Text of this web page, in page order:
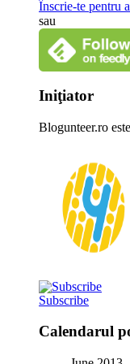
Înscrie-te pentru
sau
Iniţiator
Blogunteer.ro
Subscribe
Calendarul